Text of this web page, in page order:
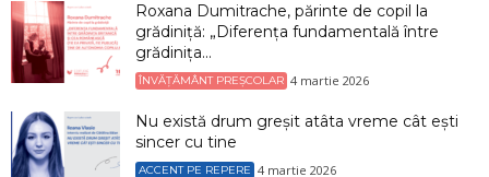
Roxana Dumitrache, părinte de copil la
grădiniță: „Diferența fundamentală între
grădinița...
ÎNVĂȚĂMÂNT PREȘCOLAR 4 martie 2026
Nu există drum greșit atâta vreme cât ești
sincer cu tine
ACCENT PE REPERE 4 martie 2026